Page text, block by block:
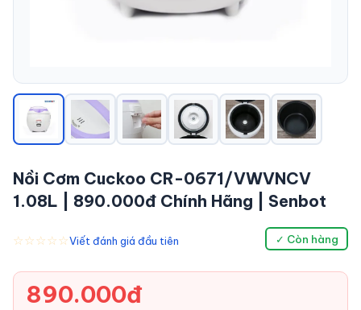
Nồi Cơm Cuckoo CR-0671/VWVNCV
1.08L | 890.000đ Chính Hãng | Senbot
☆☆☆☆☆Viết đánh giá đầu tiên ✓ Còn hàng
890.000đ